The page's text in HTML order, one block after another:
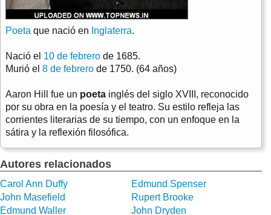
Poeta que nació en Inglaterra.
Nació el 10 de febrero de 1685.
Murió el 8 de febrero de 1750. (64 años)
Aaron Hill fue un poeta inglés del siglo XVIII, reconocido
por su obra en la poesía y el teatro. Su estilo refleja las
corrientes literarias de su tiempo, con un enfoque en la
sátira y la reflexión filosófica.
Autores relacionados
Carol Ann Duffy
Edmund Spenser
John Masefield
Rupert Brooke
Edmund Waller
John Dryden